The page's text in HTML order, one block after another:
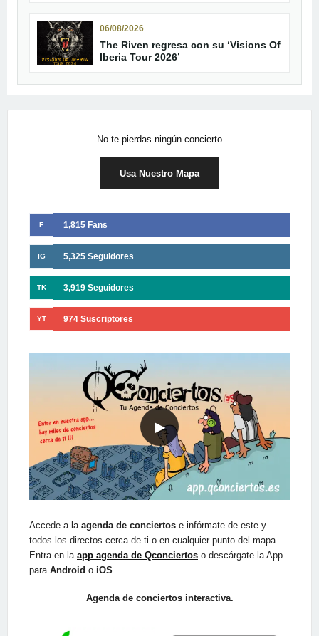
06/08/2026
The Riven regresa con su ‘Visions Of
Iberia Tour 2026’
No te pierdas ningún concierto
Usa Nuestro Mapa
F 1,815 Fans
IG 5,325 Seguidores
TK 3,919 Seguidores
YT 974 Suscriptores
▶
Accede a la agenda de conciertos e infórmate de este y
todos los directos cerca de ti o en cualquier punto del mapa.
Entra en la app agenda de Qconciertos o descárgate la App
para Android o iOS
Agenda de conciertos interactiva.